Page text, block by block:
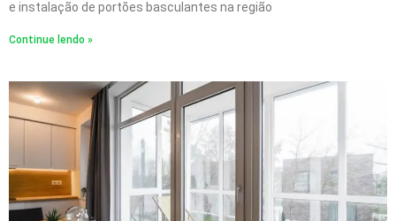
e instalação de portões basculantes na região
Continue lendo »